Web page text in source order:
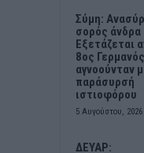
Σύμη:
σορός άνδρα
Εξετάζεται
8ος
αγνοούνταν
παράσυρσή
ιστιοφόρου
5 Αυγούστου, 2026
ΔΕΥΑΡ: